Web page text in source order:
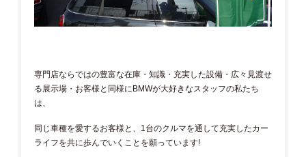
専門店ならではの豊富な在庫・知識・充実した設備・広々見渡せ
る展示場・お客様と同様にBMWが大好きなスタッフの私たち
は、
同じ車種を愛するお客様と、1台のクルマを通して充実したカー
ライフを共に歩んでいくことを願っています!